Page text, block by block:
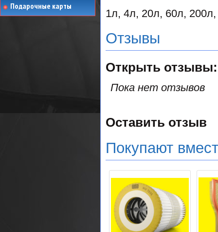
Подарочные карты
1л, 4л, 20л, 60л, 200л,
Отзывы
Открыть
Пока нет отзывов
Оставить отзыв
Покупают